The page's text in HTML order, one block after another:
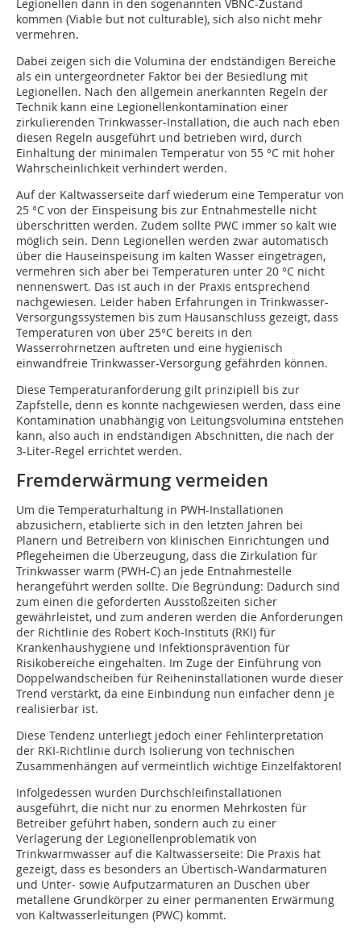
Legionellen dann in den sogenannten VBNC-Zustand
kommen (Viable but not culturable), sich also nicht mehr
vermehren.
Dabei zeigen sich die Volumina der endständigen Bereiche
als ein untergeordneter Faktor bei der Besiedlung mit
Legionellen. Nach den allgemein anerkannten Regeln der
Technik kann eine Legionellenkontamination einer
zirkulierenden Trinkwasser-Installation, die auch nach eben
diesen Regeln ausgeführt und betrieben wird, durch
Einhaltung der minimalen Temperatur von 55 °C mit hoher
Wahrscheinlichkeit verhindert werden.
Auf der Kaltwasserseite darf wiederum eine Temperatur von
25 °C von der Einspeisung bis zur Entnahmestelle nicht
überschritten werden. Zudem sollte PWC immer so kalt wie
möglich sein. Denn Legionellen werden zwar automatisch
über die Hauseinspeisung im kalten Wasser eingetragen,
vermehren sich aber bei Temperaturen unter 20 °C nicht
nennenswert. Das ist auch in der Praxis entsprechend
nachgewiesen. Leider haben Erfahrungen in Trinkwasser-
Versorgungssystemen bis zum Hausanschluss gezeigt, dass
Temperaturen von über 25°C bereits in den
Wasserrohrnetzen auftreten und eine hygienisch
einwandfreie Trinkwasser-Versorgung gefährden können.
Diese Temperaturanforderung gilt prinzipiell bis zur
Zapfstelle, denn es konnte nachgewiesen werden, dass eine
Kontamination unabhängig von Leitungsvolumina entstehen
kann, also auch in endständigen Abschnitten, die nach der
3-Liter-Regel errichtet werden.
Fremderwärmung vermeiden
Um die Temperaturhaltung in PWH-Installationen
abzusichern, etablierte sich in den letzten Jahren bei
Planern und Betreibern von klinischen Einrichtungen und
Pflegeheimen die Überzeugung, dass die Zirkulation für
Trinkwasser warm (PWH-C) an jede Entnahmestelle
herangeführt werden sollte. Die Begründung: Dadurch sind
zum einen die geforderten Ausstoßzeiten sicher
gewährleistet, und zum anderen werden die Anforderungen
der Richtlinie des Robert Koch-Instituts (RKI) für
Krankenhaushygiene und Infektionsprävention für
Risikobereiche eingehalten. Im Zuge der Einführung von
Doppelwandscheiben für Reiheninstallationen wurde dieser
Trend verstärkt, da eine Einbindung nun einfacher denn je
realisierbar ist.
Diese Tendenz unterliegt jedoch einer Fehlinterpretation
der RKI-Richtlinie durch Isolierung von technischen
Zusammenhängen auf vermeintlich wichtige Einzelfaktoren!
Infolgedessen wurden Durchschleifinstallationen
ausgeführt, die nicht nur zu enormen Mehrkosten für
Betreiber geführt haben, sondern auch zu einer
Verlagerung der Legionellenproblematik von
Trinkwarmwasser auf die Kaltwasserseite: Die Praxis hat
gezeigt, dass es besonders an Übertisch-Wandarmaturen
und Unter- sowie Aufputzarmaturen an Duschen über
metallene Grundkörper zu einer permanenten Erwärmung
von Kaltwasserleitungen (PWC) kommt.